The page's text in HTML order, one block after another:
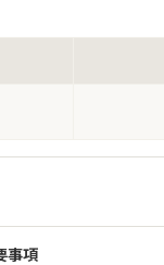
事項